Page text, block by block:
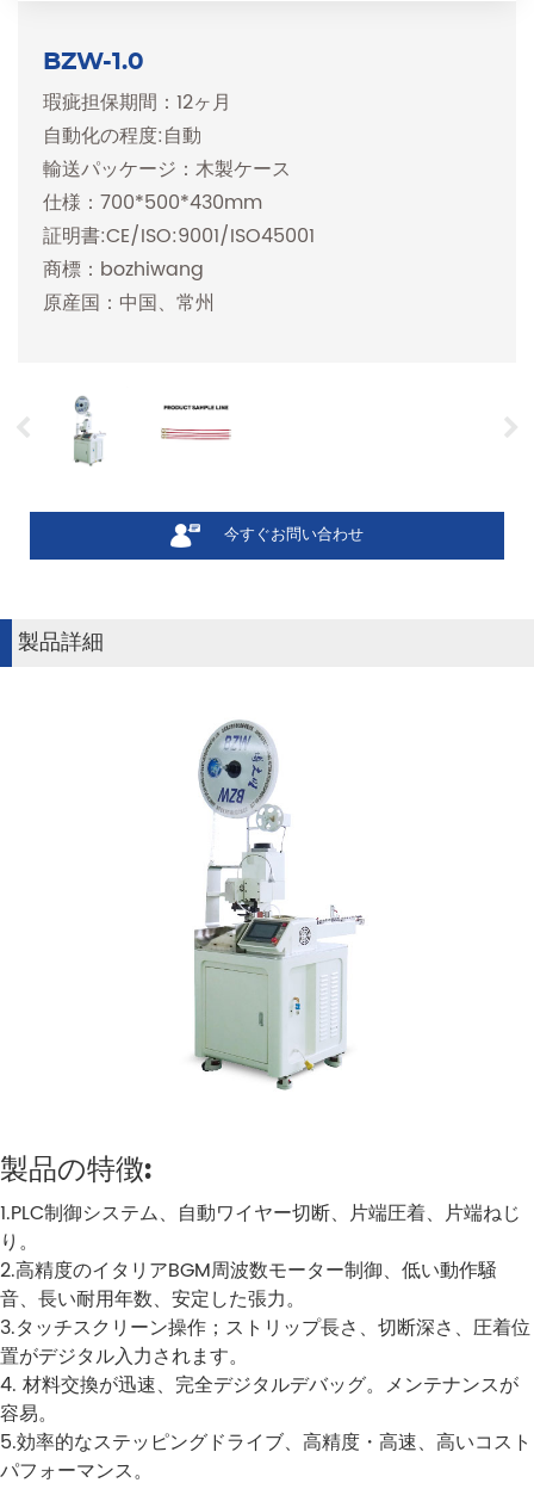
BZW-1.0
瑕疵担保期間：12ヶ月
自動化の程度:自動
輸送パッケージ：木製ケース
仕様：700*500*430mm
証明書:CE/ISO:9001/ISO45001
商標：bozhiwang
原産国：中国、常州
今すぐお問い合わせ
製品詳細
製品の特徴:
1.PLC制御システム、自動ワイヤー切断、片端圧着、片端ねじ
り。
2.高精度のイタリアBGM周波数モーター制御、低い動作騒
音、長い耐用年数、安定した張力。
3.タッチスクリーン操作；ストリップ長さ、切断深さ、圧着位
置がデジタル入力されます。
4. 材料交換が迅速、完全デジタルデバッグ。メンテナンスが
容易。
5.効率的なステッピングドライブ、高精度・高速、高いコスト
パフォーマンス。